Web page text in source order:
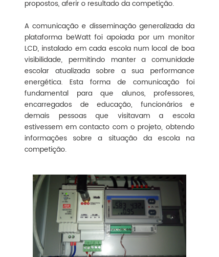
propostos, aferir o resultado da competição.
A comunicação e disseminação generalizada da
plataforma beWatt foi apoiada por um monitor
LCD, instalado em cada escola num local de boa
visibilidade, permitindo manter a comunidade
escolar atualizada sobre a sua performance
energética. Esta forma de comunicação foi
fundamental para que alunos, professores,
encarregados de educação, funcionários e
demais pessoas que visitavam a escola
estivessem em contacto com o projeto, obtendo
informações sobre a situação da escola na
competição.